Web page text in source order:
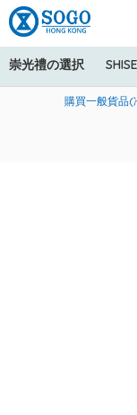
崇光禮の選択
美國運通
購買一般貨品
寄送中國內地服